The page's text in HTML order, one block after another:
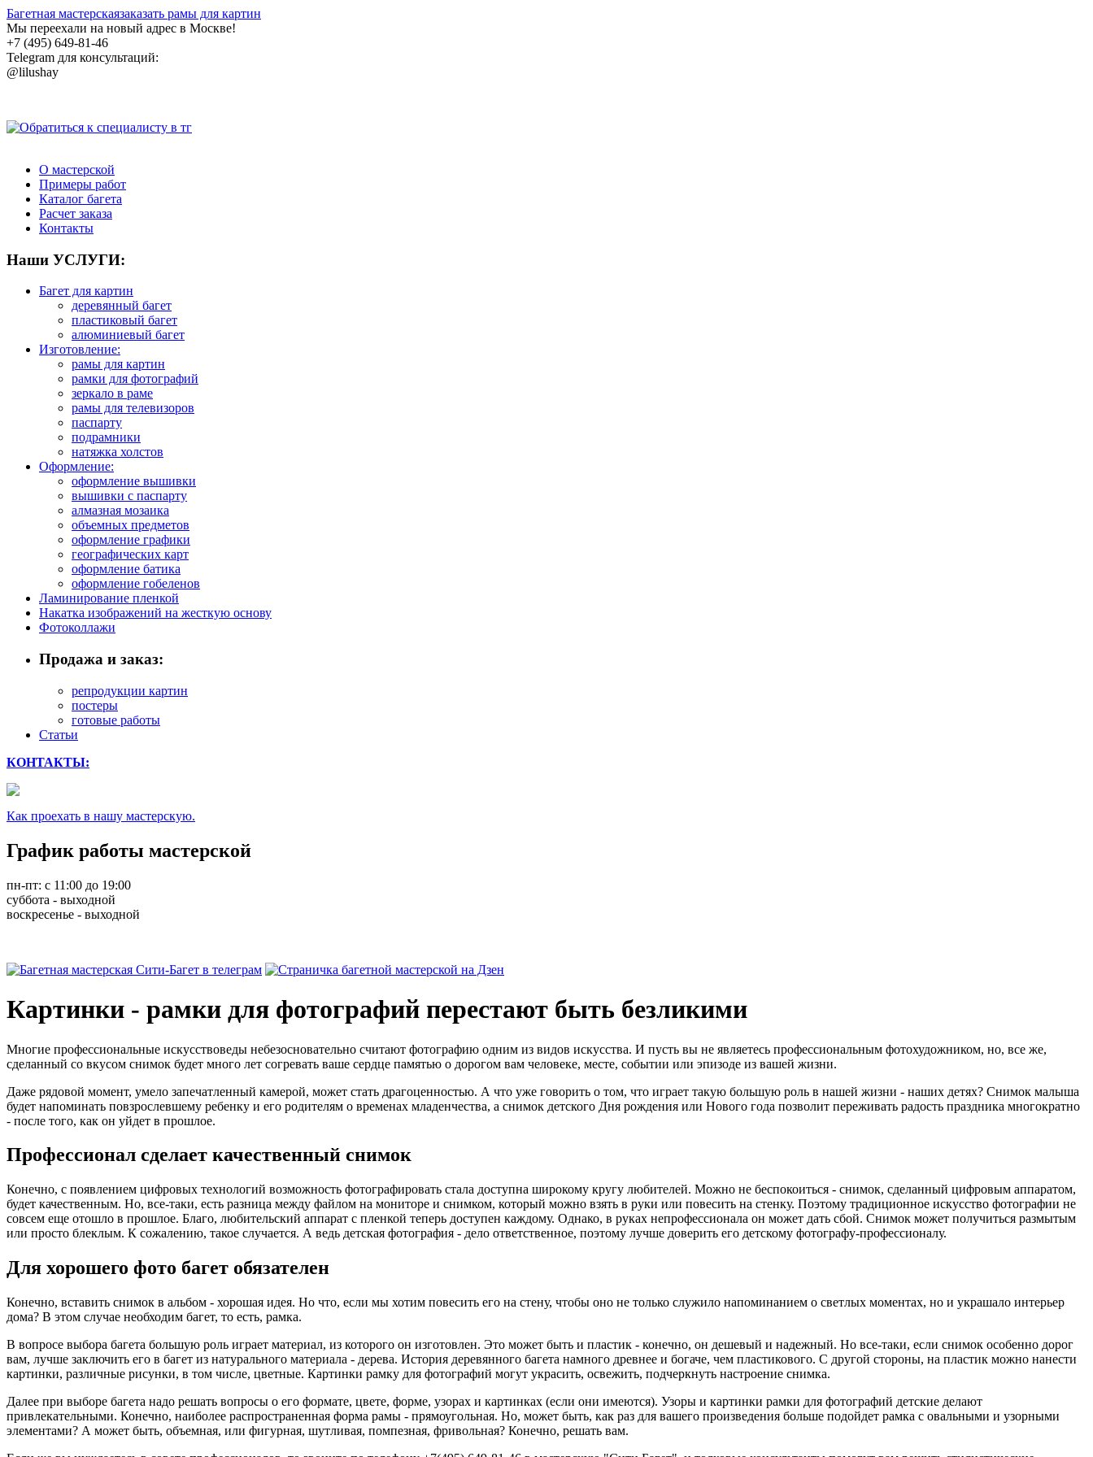
Багетная мастерскаязаказать рамы для картин
Мы переехали на новый адрес в Москве!
+7 (495) 649-81-46
Telegram для консультаций:
@lilushay
О мастерской
Примеры работ
Каталог багета
Расчет заказа
Контакты
Наши УСЛУГИ:
Багет для картин
деревянный багет
пластиковый багет
алюминиевый багет
Изготовление:
рамы для картин
рамки для фотографий
зеркало в раме
рамы для телевизоров
паспарту
подрамники
натяжка холстов
Оформление:
оформление вышивки
вышивки с паспарту
алмазная мозаика
объемных предметов
оформление графики
географических карт
оформление батика
оформление гобеленов
Ламинирование пленкой
Накатка изображений на жесткую основу
Фотоколлажи
Продажа и заказ:
репродукции картин
постеры
готовые работы
Cтатьи
КОНТАКТЫ:
Как проехать в нашу мастерскую.
График работы мастерской
пн-пт: с 11:00 до 19:00
суббота - выходной
воскресенье - выходной
Картинки - рамки для фотографий перестают быть безликими
Многие профессиональные искусствоведы небезосновательно считают фотографию одним из видов искусства. И пусть вы не являетесь профессиональным фотохудожником, но, все же,
сделанный со вкусом снимок будет много лет согревать ваше сердце памятью о дорогом вам человеке, месте, событии или эпизоде из вашей жизни.
Даже рядовой момент, умело запечатленный камерой, может стать драгоценностью. А что уже говорить о том, что играет такую большую роль в нашей жизни - наших детях? Снимок малыша
будет напоминать повзрослевшему ребенку и его родителям о временах младенчества, а снимок детского Дня рождения или Нового года позволит переживать радость праздника многократно
- после того, как он уйдет в прошлое.
Профессионал сделает качественный снимок
Конечно, с появлением цифровых технологий возможность фотографировать стала доступна широкому кругу любителей. Можно не беспокоиться - снимок, сделанный цифровым аппаратом,
будет качественным. Но, все-таки, есть разница между файлом на мониторе и снимком, который можно взять в руки или повесить на стенку. Поэтому традиционное искусство фотографии не
совсем еще отошло в прошлое. Благо, любительский аппарат с пленкой теперь доступен каждому. Однако, в руках непрофессионала он может дать сбой. Снимок может получиться размытым
или просто блеклым. К сожалению, такое случается. А ведь детская фотография - дело ответственное, поэтому лучше доверить его детскому фотографу-профессионалу.
Для хорошего фото багет обязателен
Конечно, вставить снимок в альбом - хорошая идея. Но что, если мы хотим повесить его на стену, чтобы оно не только служило напоминанием о светлых моментах, но и украшало интерьер
дома? В этом случае необходим багет, то есть, рамка.
В вопросе выбора багета большую роль играет материал, из которого он изготовлен. Это может быть и пластик - конечно, он дешевый и надежный. Но все-таки, если снимок особенно дорог
вам, лучше заключить его в багет из натурального материала - дерева. История деревянного багета намного древнее и богаче, чем пластикового. С другой стороны, на пластик можно нанести
картинки, различные рисунки, в том числе, цветные. Картинки рамку для фотографий могут украсить, освежить, подчеркнуть настроение снимка.
Далее при выборе багета надо решать вопросы о его формате, цвете, форме, узорах и картинках (если они имеются). Узоры и картинки рамки для фотографий детские делают
привлекательными. Конечно, наиболее распространенная форма рамы - прямоугольная. Но, может быть, как раз для вашего произведения больше подойдет рамка с овальными и узорными
элементами? А может быть, объемная, или фигурная, шутливая, помпезная, фривольная? Конечно, решать вам.